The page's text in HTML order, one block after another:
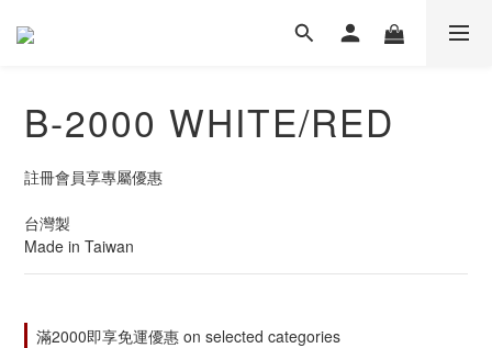
Β-2000 WHITE/RED
註冊會員享專屬優惠
台灣製
Made in Taiwan
滿2000即享免運優惠 on selected categories